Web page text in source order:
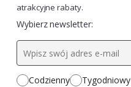
atrakcyjne rabaty.
Wybierz newsletter:
Codzienny
Tygodniowy